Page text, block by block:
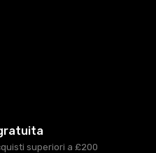
superiori a £200